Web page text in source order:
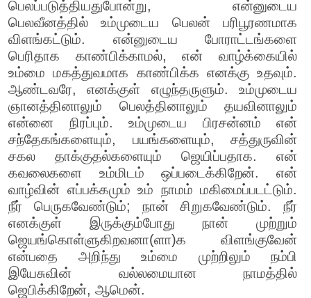
பெலப்படுத்தியதுபோன்று, என்னுடைய
பெலவீனத்தில் உம்முடைய பெலன் பரிபூரணமாக
விளங்கட்டும். என்னுடைய போராட்டங்களை
பெரிதாக காண்பிக்காமல், என் வாழ்க்கையில்
உம்மை மகத்துவமாக காண்பிக்க எனக்கு உதவும்.
ஆண்டவரே, எனக்குள் எழுந்தருளும். உம்முடைய
ஞானத்தினாலும் பெலத்தினாலும் தயவினாலும்
என்னை நிரப்பும். உம்முடைய பிரசன்னம் என்
சந்தேகங்களையும், பயங்களையும், சத்துருவின்
சகல தாக்குதல்களையும் ஜெயிப்பதாக. என்
கவலைகளை உம்மிடம் ஒப்படைக்கிறேன். என்
வாழ்வின் எப்பக்கமும் உம் நாமம் மகிமைப்படட்டும்.
நீர் பெருகவேண்டும்; நான் சிறுகவேண்டும். நீர்
எனக்குள் இருக்கும்போது நான் முற்றும்
ஜெயங்கொள்ளுகிறவனா(ளா)க விளங்குவேன்
என்பதை அறிந்து உம்மை முற்றிலும் நம்பி
இயேசுவின் வல்லமையான நாமத்தில்
ஜெபிக்கிறேன், ஆமென்.